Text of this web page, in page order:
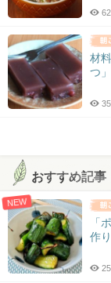
材
つ
おすすめ記事
NEW
「
作